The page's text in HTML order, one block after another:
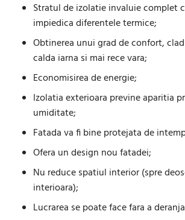
Stratul de izolatie invaluie complet
impiedica diferentele termice;
Obtinerea unui grad de confort,
calda iarna si mai rece vara;
Economisirea de energie;
Izolatia exterioara previne aparitia
umiditate;
Fatada va fi bine protejata de
Ofera un design nou fatadei;
Nu reduce spatiul interior (spre
interioara);
Lucrarea se poate face fara a